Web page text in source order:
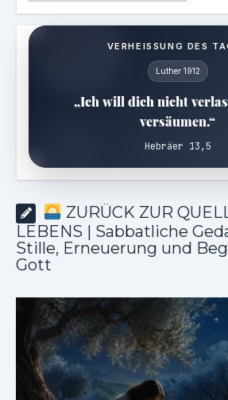
VERHEISSUNG DES
Luther 1912
„Ich will dich nicht
versäumen.“
Hebräer 13,5
ZURÜCK ZUR
LEBENS | Sabbatliche
Stille, Erneuerung und
Gott